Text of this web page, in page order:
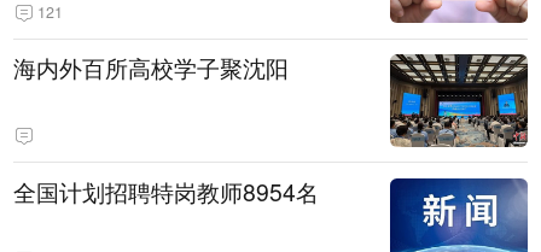
121
海内外百所高校学子聚沈阳
全国计划招聘特岗教师8954名